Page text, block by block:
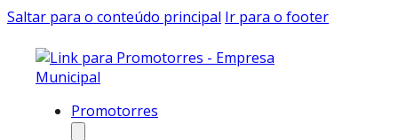
Saltar para o conteúdo principal Ir para o footer
Promotorres